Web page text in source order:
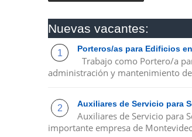
Nuevas vacantes:
Porteros/as para Edificios
Trabajo como Portero/a
administración y mantenimiento
Auxiliares de Servicio para
Auxiliares de Servicio para
importante empresa de